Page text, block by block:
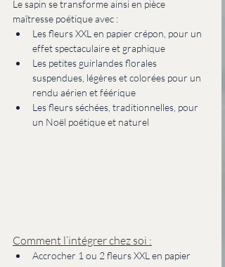
Le sapin se transforme ainsi en pièce
maîtresse poétique avec :
Les fleurs XXL en papier crépon, pour un
effet spectaculaire et graphique
Les petites guirlandes florales
suspendues, légères et colorées pour un
rendu aérien et féérique
Les fleurs séchées, traditionnelles, pour
un Noël poétique et naturel
Comment l’intégrer chez soi :
Accrocher 1 ou 2 fleurs XXL en papier